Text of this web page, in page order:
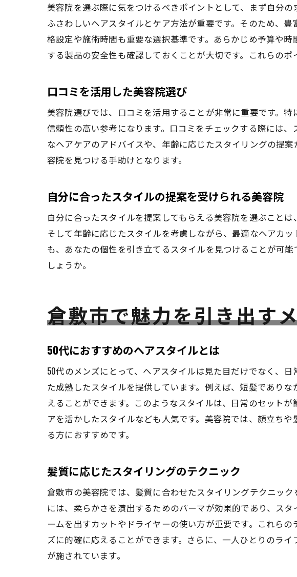
50代の
美容院で
倉敷市
50代メ
リピート
美容院で
魅力を引き
自分に似
プロの技
自分らし
個々のラ
倉敷市で
美容院で
美容院を選ぶ際に気をつけるべきポイントとして、まず自分
ふさわしいヘアスタイルとケア方法が重要です。そのため、
格設定や施術時間も重要な選択基準です。あらかじめ予算や
する製品の安全性も確認しておくことが大切です。これらの
口コミを活用した美容院選び
美容院選びでは、口コミを活用することが非常に重要です。
信頼性の高い参考になります。口コミをチェックする際には
なヘアケアのアドバイスや、年齢に応じたスタイリングの提
容院を見つける手助けとなります。
自分に合ったスタイルの提案を受けられる美容院
自分に合ったスタイルを提案してもらえる美容院を選ぶこと
そして年齢に応じたスタイルを考慮しながら、最適なヘアカ
も、あなたの個性を引き立てるスタイルを見つけることが可
しょうか。
倉敷市で魅力を引き出す
50代におすすめのヘアスタイルとは
50代のメンズにとって、ヘアスタイルは見た目だけでなく、
た成熟したスタイルを提供しています。例えば、短髪であり
えることができます。このようなスタイルは、日常のセット
アを活かしたスタイルなども人気です。美容院では、顔立ち
る方におすすめです。
髪質に応じたスタイリングのテクニック
倉敷市の美容院では、髪質に合わせたスタイリングテクニッ
には、柔らかさを演出するためのパーマが効果的であり、ス
ームを出すカットやドライヤーの使い方が重要です。これら
ズに的確に応えることができます。さらに、一人ひとりのラ
が施されています。